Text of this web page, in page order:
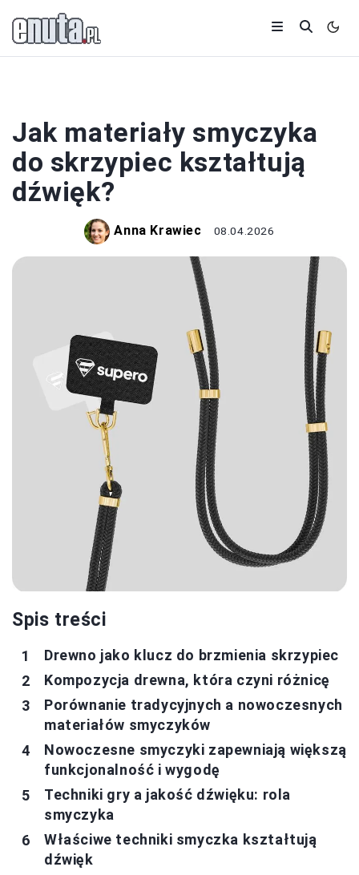
Jak materiały smyczyka
do skrzypiec kształtują
dźwięk?
Anna Krawiec 08.04.2026
Spis treści
Drewno jako klucz do brzmienia skrzypiec
Kompozycja drewna, która czyni różnicę
Porównanie tradycyjnych a nowoczesnych
materiałów smyczyków
Nowoczesne smyczyki zapewniają większą
funkcjonalność i wygodę
Techniki gry a jakość dźwięku: rola
smyczyka
Właściwe techniki smyczka kształtują
dźwięk